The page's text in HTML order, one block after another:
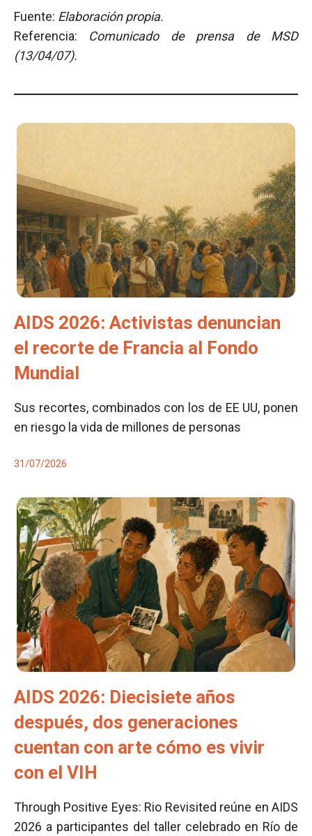
Fuente: Elaboración propia.
Referencia: Comunicado de prensa de MSD
(13/04/07).
AIDS 2026: Activistas denuncian
el recorte de Francia al Fondo
Mundial
Sus recortes, combinados con los de EE UU, ponen
en riesgo la vida de millones de personas
31/07/2026
AIDS 2026: Diecisiete años
después, dos generaciones
cuentan con arte cómo es vivir
con el VIH
Through Positive Eyes: Rio Revisited reúne en AIDS
2026 a participantes del taller celebrado en Río de